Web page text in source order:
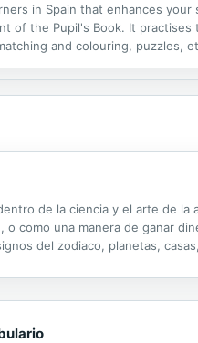
in Spain that enhances
of the Pupil's Book. It
and colouring,
de la ciencia y el arte de la
o como una manera de ganar
del zodiaco, planetas,